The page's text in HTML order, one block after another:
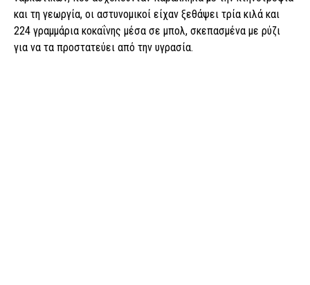
και τη γεωργία, οι αστυνομικοί είχαν ξεθάψει τρία κιλά και
224 γραμμάρια κοκαΐνης μέσα σε μπολ, σκεπασμένα με ρύζι
για να τα προστατεύει από την υγρασία.